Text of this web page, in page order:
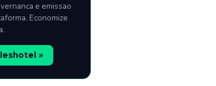
e emissao
Economize
»